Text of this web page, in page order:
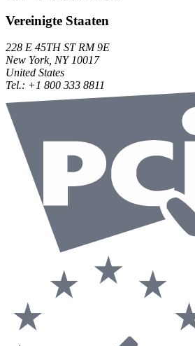
Vereinigte Staaten
228 E 45TH ST RM 9E
New York, NY 10017
United States
Tel.: +1 800 333 8811